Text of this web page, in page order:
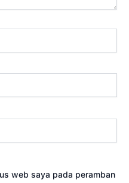
web saya pada peramban